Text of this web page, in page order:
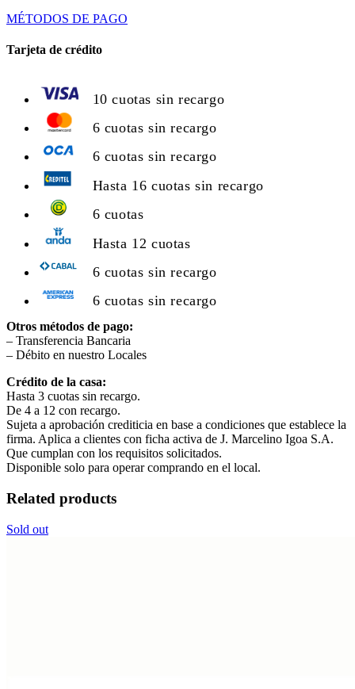
MÉTODOS DE PAGO
Tarjeta de crédito
10 cuotas sin recargo
6 cuotas sin recargo
6 cuotas sin recargo
Hasta 16 cuotas sin recargo
6 cuotas
Hasta 12 cuotas
6 cuotas sin recargo
6 cuotas sin recargo
Otros métodos de pago:
– Transferencia Bancaria
– Débito en nuestro Locales
Crédito de la casa:
Hasta 3 cuotas sin recargo.
De 4 a 12 con recargo.
Sujeta a aprobación crediticia en base a condiciones que establece la
firma. Aplica a clientes con ficha activa de J. Marcelino Igoa S.A.
Que cumplan con los requisitos solicitados.
Disponible solo para operar comprando en el local.
Related products
Sold out